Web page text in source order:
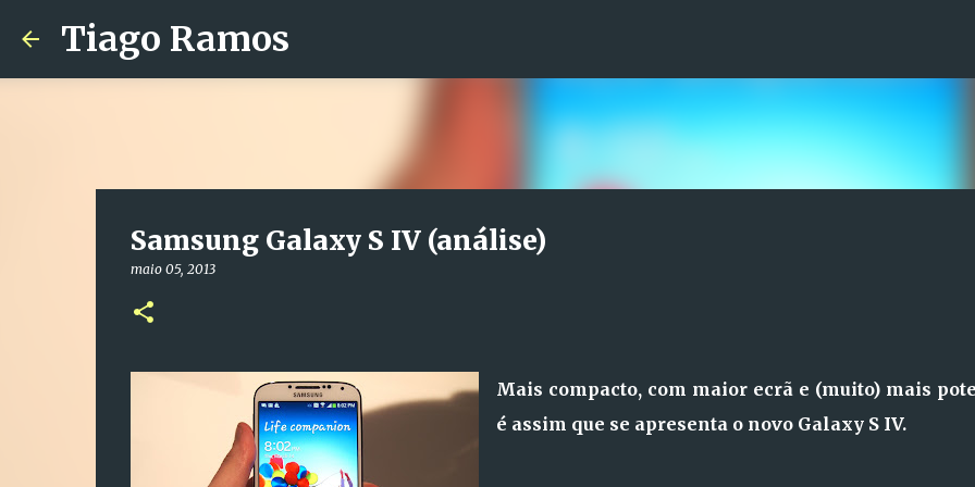
Tiago Ramos
Samsung Galaxy S IV (análise)
maio 05, 2013
Mais compacto, com maior ecrã e (muito) mais
é assim que se apresenta o novo Galaxy S IV.